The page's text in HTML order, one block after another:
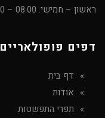
ראשון – חמישי: 08:00 – 17:00
דפים פופולאריים
דף בית
אודות
תפרי התפשטות